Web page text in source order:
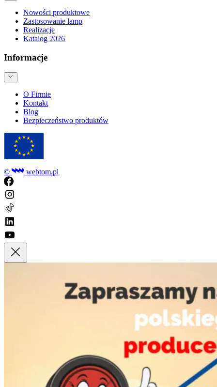
Nowości produktowe
Zastosowanie lamp
Realizacje
Katalog 2026
Informacje
O Firmie
Kontakt
Blog
Bezpieczeństwo produktów
© webtom.pl